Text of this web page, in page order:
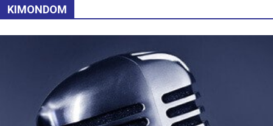
KIMONDOM